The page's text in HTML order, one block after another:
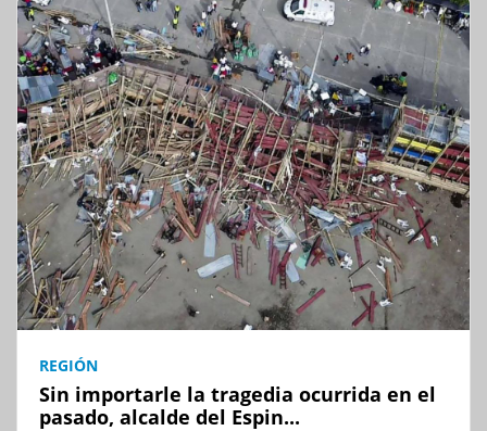
REGIÓN
Sin importarle la tragedia ocurrida en el
pasado, alcalde del Espin...